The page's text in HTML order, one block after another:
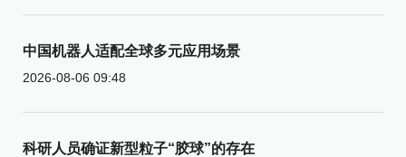
中国机器人适配全球多元应用场景
2026-08-06 09:48
科研人员确证新型粒子“胶球”的存在